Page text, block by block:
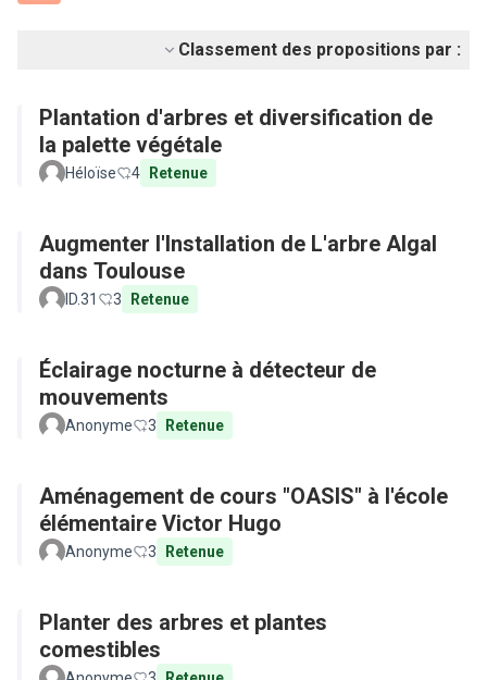
Classement des propositions par :
Plantation d'arbres et diversification de
la palette végétale
Héloïse 4 Retenue
Augmenter l'Installation de L'arbre Algal
dans Toulouse
ID.31 3 Retenue
Éclairage nocturne à détecteur de
mouvements
Anonyme 3 Retenue
Aménagement de cours "OASIS" à l'école
élémentaire Victor Hugo
Anonyme 3 Retenue
Planter des arbres et plantes
comestibles